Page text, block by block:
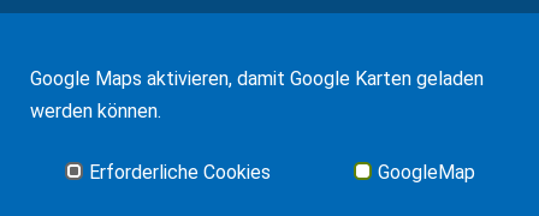
24.06.2016Europäisches Güterrecht verabschiedet
01.01.2016
Erbschaftsteuer und Schenkungssteuer der
Google Maps aktivieren, damit Google Karten geladen
werden können.
Erforderliche Cookies GoogleMap